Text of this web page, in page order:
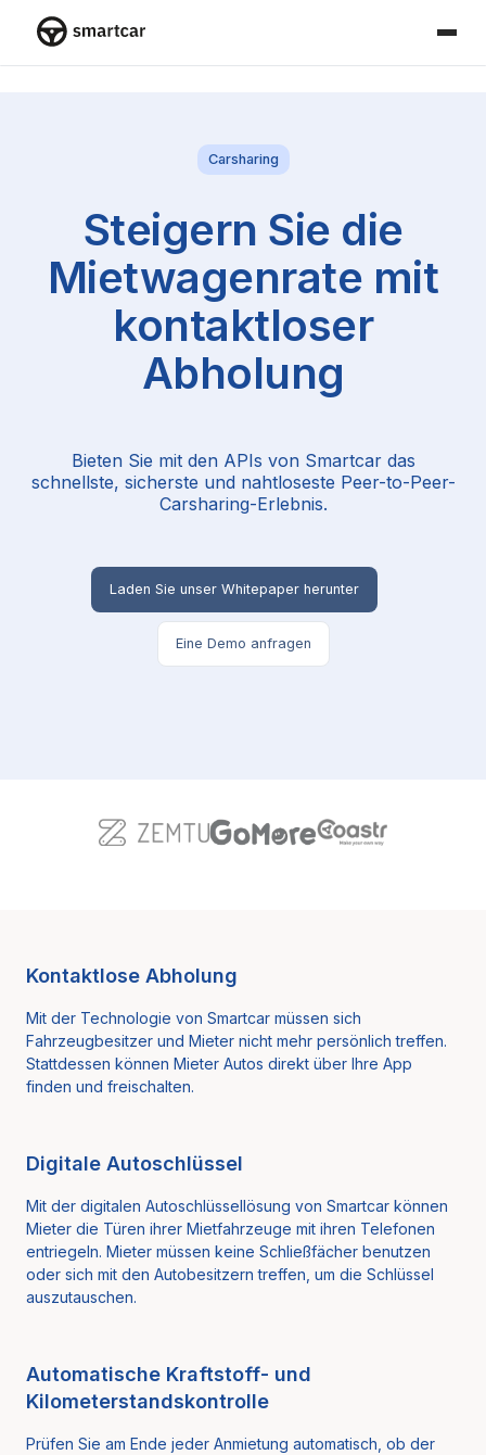
Carsharing
Steigern Sie die
Mietwagenrate mit
kontaktloser
Abholung
Bieten Sie mit den APIs von Smartcar das
schnellste, sicherste und nahtloseste Peer-to-Peer-
Carsharing-Erlebnis.
Laden Sie unser Whitepaper herunter
Eine Demo anfragen
Kontaktlose Abholung
Mit der Technologie von Smartcar müssen sich
Fahrzeugbesitzer und Mieter nicht mehr persönlich treffen.
Stattdessen können Mieter Autos direkt über Ihre App
finden und freischalten.
Digitale Autoschlüssel
Mit der digitalen Autoschlüssellösung von Smartcar können
Mieter die Türen ihrer Mietfahrzeuge mit ihren Telefonen
entriegeln. Mieter müssen keine Schließfächer benutzen
oder sich mit den Autobesitzern treffen, um die Schlüssel
auszutauschen.
Automatische Kraftstoff- und
Kilometerstandskontrolle
Prüfen Sie am Ende jeder Anmietung automatisch, ob der